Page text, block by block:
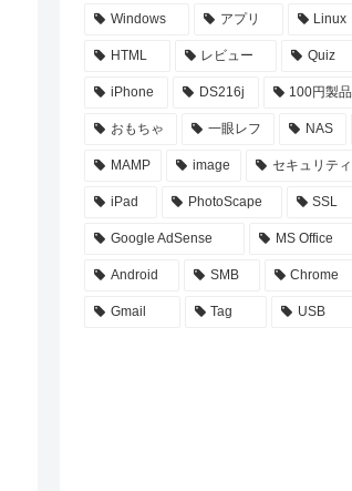
Windows アプリ Linux
HTML レビュー Quiz
iPhone DS216j 100円製品
おもちゃ 一眼レフ NAS
MAMP image セキュリティ
iPad PhotoScape SSL
Google AdSense MS Office
Android SMB Chrome
Gmail Tag USB